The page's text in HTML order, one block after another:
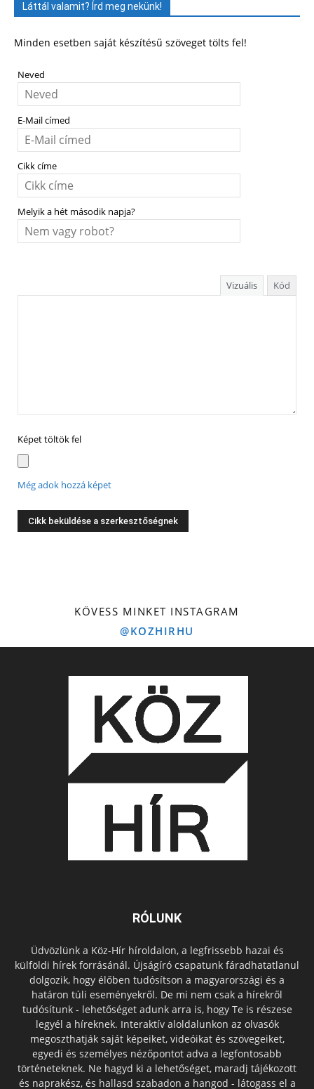
Láttál valamit? Írd meg nekünk!
Minden esetben saját készítésű szöveget tölts fel!
Neved
E-Mail címed
Cikk címe
Melyik a hét második napja?
Vizuális Kód
Képet töltök fel
Még adok hozzá képet
KÖVESS MINKET INSTAGRAM
@KOZHIRHU
RÓLUNK
Üdvözlünk a Köz-Hír híroldalon, a legfrissebb hazai és
külföldi hírek forrásánál. Újságíró csapatunk fáradhatatlanul
dolgozik, hogy élőben tudósítson a magyarországi és a
határon túli eseményekről. De mi nem csak a hírekről
tudósítunk - lehetőséget adunk arra is, hogy Te is részese
legyél a híreknek. Interaktív aloldalunkon az olvasók
megoszthatják saját képeiket, videóikat és szövegeiket,
egyedi és személyes nézőpontot adva a legfontosabb
történeteknek. Ne hagyd ki a lehetőséget, maradj tájékozott
és naprakész, és hallasd szabadon a hangod - látogass el a